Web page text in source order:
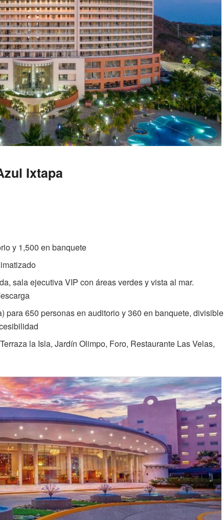
Ixtapa
y 1,500 en banquete
sala ejecutiva VIP con áreas verdes y vista al mar.
para 650 personas en auditorio y 360 en banquete, divisible
la Isla, Jardín Olimpo, Foro, Restaurante Las Velas,